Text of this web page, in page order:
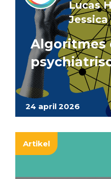
24 april 2026
Lucas
Algoritmes
Artikel